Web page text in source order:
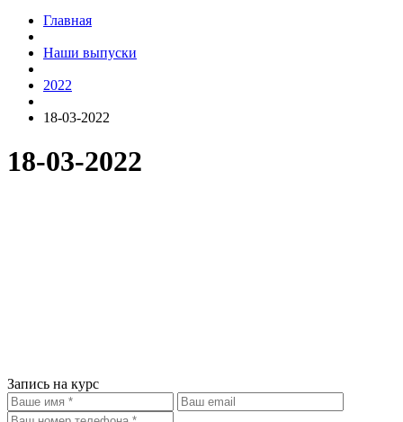
Главная
Наши выпуски
2022
18-03-2022
18-03-2022
Запись на курс